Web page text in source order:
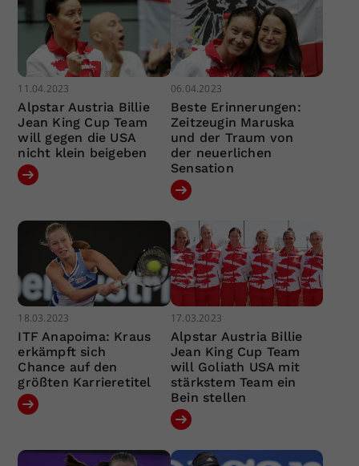
11.04.2023
Alpstar Austria Billie
Jean King Cup Team
will gegen die USA
nicht klein beigeben
06.04.2023
Beste Erinnerungen:
Zeitzeugin Maruska
und der Traum von
der neuerlichen
Sensation
18.03.2023
ITF Anapoima: Kraus
erkämpft sich
Chance auf den
größten Karrieretitel
17.03.2023
Alpstar Austria Billie
Jean King Cup Team
will Goliath USA mit
stärkstem Team ein
Bein stellen